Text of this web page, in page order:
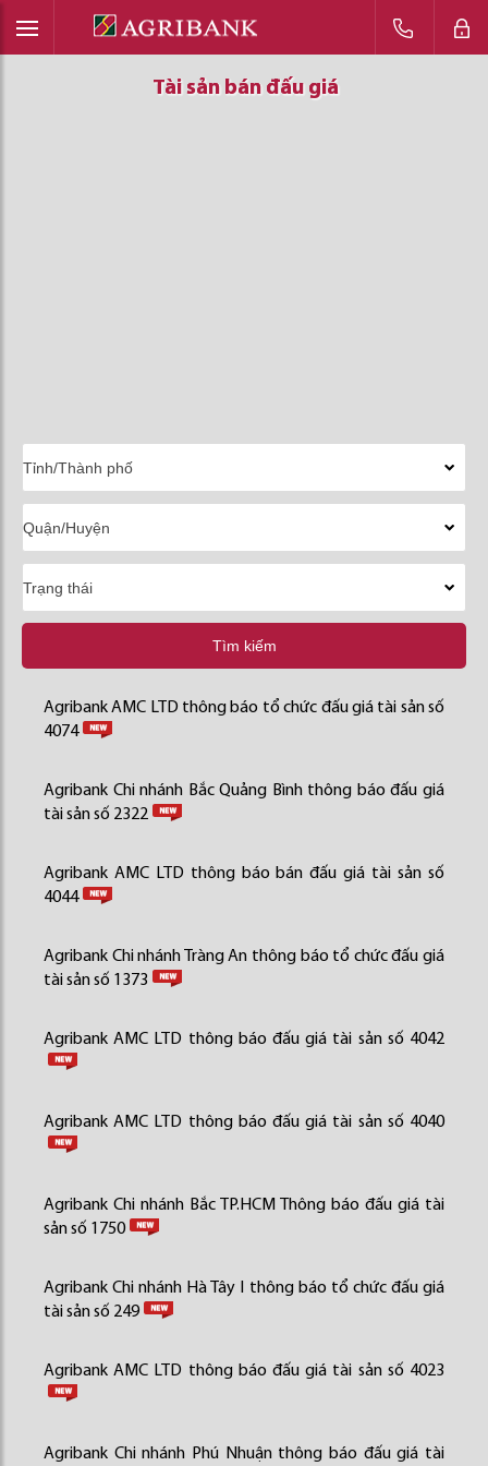
Tài sản bán đấu giá
Tài sản bán đấu giá
Tài sản bán đấu giá
Tìm kiếm
Agribank AMC LTD thông báo tổ chức đấu giá tài sản số
4074
Agribank Chi nhánh Bắc Quảng Bình thông báo đấu giá
tài sản số 2322
Agribank AMC LTD thông báo bán đấu giá tài sản số
4044
Agribank Chi nhánh Tràng An thông báo tổ chức đấu giá
tài sản số 1373
Agribank AMC LTD thông báo đấu giá tài sản số 4042
Agribank AMC LTD thông báo đấu giá tài sản số 4040
Agribank Chi nhánh Bắc TP.HCM Thông báo đấu giá tài
sản số 1750
Agribank Chi nhánh Hà Tây I thông báo tổ chức đấu giá
tài sản số 249
Agribank AMC LTD thông báo đấu giá tài sản số 4023
Agribank Chi nhánh Phú Nhuận thông báo đấu giá tài